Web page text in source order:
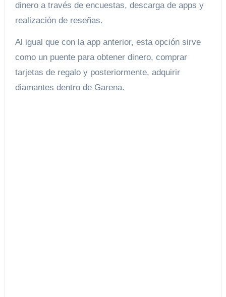
dinero a través de encuestas, descarga de apps y
realización de reseñas.
Al igual que con la app anterior, esta opción sirve
como un puente para obtener dinero, comprar
tarjetas de regalo y posteriormente, adquirir
diamantes dentro de Garena.